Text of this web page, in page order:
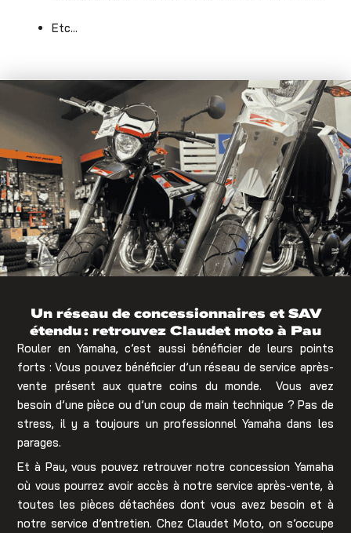
Etc…
Un réseau de concessionnaires et SAV
étendu : retrouvez Claudet moto à Pau
Rouler en Yamaha, c’est aussi bénéficier de leurs points
forts : Vous pouvez bénéficier d’un réseau de service après-
vente présent aux quatre coins du monde. Vous avez
besoin d’une pièce ou d’un coup de main technique ? Pas de
stress, il y a toujours un professionnel Yamaha dans les
parages.
Et à Pau, vous pouvez retrouver notre concession Yamaha
où vous pourrez avoir accès à notre service après-vente, à
toutes les pièces détachées dont vous avez besoin et à
notre service d’entretien. Chez Claudet Moto, on s’occupe